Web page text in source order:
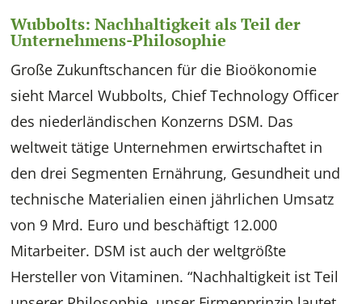
Wubbolts: Nachhaltigkeit als Teil der
Unternehmens-Philosophie
Große Zukunftschancen für die Bioökonomie
sieht Marcel Wubbolts, Chief Technology Officer
des niederländischen Konzerns DSM. Das
weltweit tätige Unternehmen erwirtschaftet in
den drei Segmenten Ernährung, Gesundheit und
technische Materialien einen jährlichen Umsatz
von 9 Mrd. Euro und beschäftigt 12.000
Mitarbeiter. DSM ist auch der weltgrößte
Hersteller von Vitaminen. “Nachhaltigkeit ist Teil